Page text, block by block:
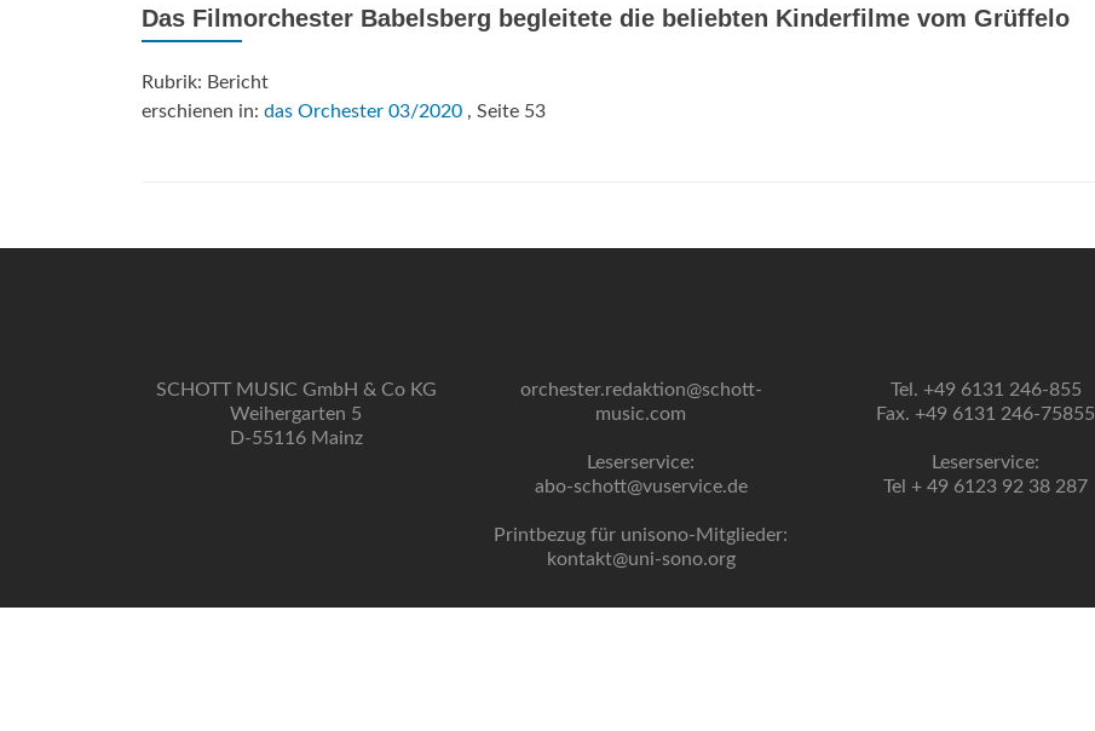
Das Filmorchester Babelsberg begleitete die beliebten Kinderfilme vom Grüffelo
Rubrik: Bericht
erschienen in: das Orchester 03/2020 , Seite 53
SCHOTT MUSIC GmbH & Co KG
Weihergarten 5
D-55116 Mainz
orchester.redaktion@schott-
music.com
Leserservice:
abo-schott@vuservice.de
Printbezug für unisono-Mitglieder:
kontakt@uni-sono.org
Tel. +49 6131 246-855
Fax. +49 6131 246-75855
Leserservice:
Tel + 49 6123 92 38 287